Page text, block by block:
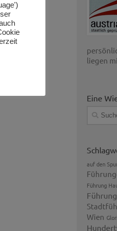
liegen
Eine
Suchen
nach:
auf den
Führung
Wien